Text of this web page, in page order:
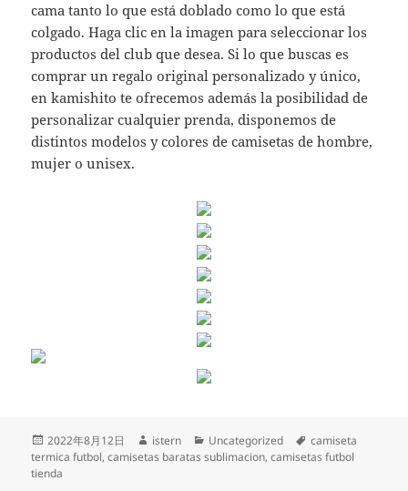
cama tanto lo que está doblado como lo que está
colgado. Haga clic en la imagen para seleccionar los
productos del club que desea. Si lo que buscas es
comprar un regalo original personalizado y único,
en kamishito te ofrecemos además la posibilidad de
personalizar cualquier prenda, disponemos de
distintos modelos y colores de camisetas de hombre,
mujer o unisex.
Publicado
el
2022年8月12日 Autor
istern Categorías
Uncategorized Etiquetas
camiseta
termica futbol,camisetas baratas sublimacion,camisetas futbol
tienda